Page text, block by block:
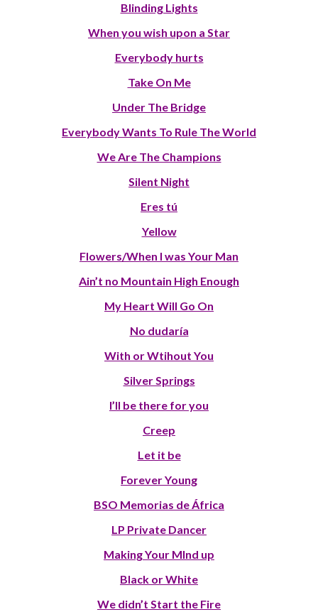
Blinding Lights
When you wish upon a Star
Everybody hurts
Take On Me
Under The Bridge
Everybody Wants To Rule The World
We Are The Champions
Silent Night
Eres tú
Yellow
Flowers/When I was Your Man
Ain’t no Mountain High Enough
My Heart Will Go On
No dudaría
With or Wtihout You
Silver Springs
I’ll be there for you
Creep
Let it be
Forever Young
BSO Memorias de África
LP Private Dancer
Making Your MInd up
Black or White
We didn’t Start the Fire